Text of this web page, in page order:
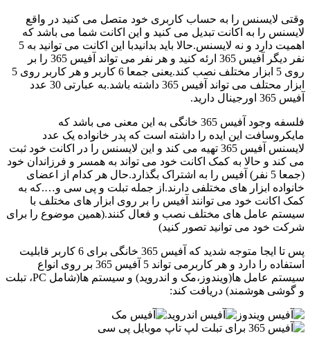
وقتی لایسنس را به حساب کاربری خود متصل می کنید در واقع
لایسنس را به اکانت تبدیل می کنید و این اکانت شما می باشد که
اهمیت دارد و نه لایسنس.حالا باید بدانیدبا این اکانت می توانید به 5
نفر دیگر آفیس 365 ارئه کنید و هر نفر می تواند آفیس 365 را بر
روی 5 ابزار مختلف نصب کند.یعنی جمعا 6 کاربر و هر کاربر روی 5
ابزار محتلف می تواند آفیس 365 داشته باشد.به عبارتی 30 عدد
آفیس 365 اورجینال دارید.
فلسفه وجود آفیس 365 خانگی به این معنی می باشد که
مایکروسافت این ایده را داشته است که پدر خانواده یک عدد
لایسنس آفیس 365 تهیه می کند و این لایسنس را در اکانت خود ثبت
می کند و حالا به کمک اکانت خود می تواند به همسر و فرزاندان خود
(جمعا 5 نفر) آفیس را به اشتراک بگذارد.حال هر کدام از اعضای
خانواده ابزار های مختلفی دارند.از جمله تبلت و پی سی و….که به
کمک اکانت خود می توانند آفیس را بر روی ابزار های مختلف با
سیستم عامل های مختلف نصب و فعال کنند.(همین موضوع را برای
شرکت خود می توانید تصور کنید)
پس تا ایجا متوجه شدید که آفیس 365 خانگی برای 6 کاربر قابلیت
استفاده را دارد و هر کاربرمی تواند 5 آفیس 365 بر روی انواع
سیستم عامل ها(ویندوز،مک و اندروید) و سیستم ها(شامل PC، تبلت
و گوشی هوشمند) دریافت کند: